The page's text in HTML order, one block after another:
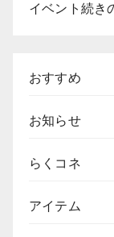
イベント続き
おすすめ
お知らせ
らくコネ
アイテム